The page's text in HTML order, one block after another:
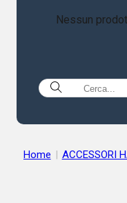
Nessun
Home | ACCESSORI